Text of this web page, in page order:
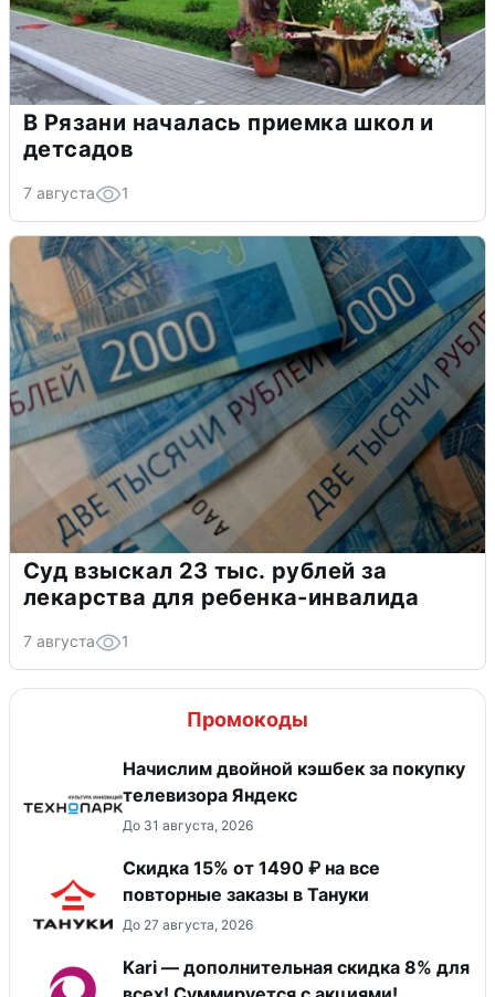
В Рязани началась приемка школ и
детсадов
7 августа 1
Суд взыскал 23 тыс. рублей за
лекарства для ребенка-инвалида
7 августа 1
Промокоды
Начислим двойной кэшбек за покупку
телевизора Яндекс
До 31 августа, 2026
Скидка 15% от 1490 ₽ на все
повторные заказы в Тануки
До 27 августа, 2026
Kari — дополнительная скидка 8% для